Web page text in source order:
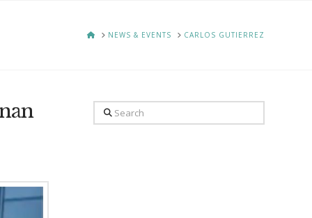
HOMENEWS & EVENTS CARLOS GUTIERREZ
Search